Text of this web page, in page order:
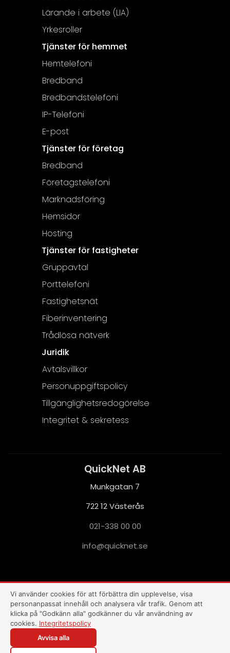
Lärande i arbete (LIA)
Yrkesroller
Tjänster för hemmet
Hemtelefoni
Bredband
Bredbandstelefoni
IP-Telefoni
E-post
Tjänster för företag
Bredband
Företagstelefoni
Marknadsföring
Hemsidor
Hosting
Tjänster för fastigheter
Gruppavtal
Porttelefoni
Fastighetsnät
Fiberinventering
Trådlösa nätverk
Juridik
Avtalsvillkor
Personuppgiftspolicy
Tillgänglighetsredogörelse
Integritet & sekretess
QuickNet AB
Munkgatan 7
722 12 Västerås
021-338 00 00
es.te
nkciu
q@ofn
i
This site is protected by reCAPTCHA and the Google